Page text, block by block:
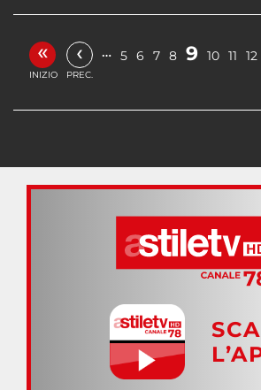
«
INIZIO
‹
PREC.
… 5 6 7 8 9 10 11 12